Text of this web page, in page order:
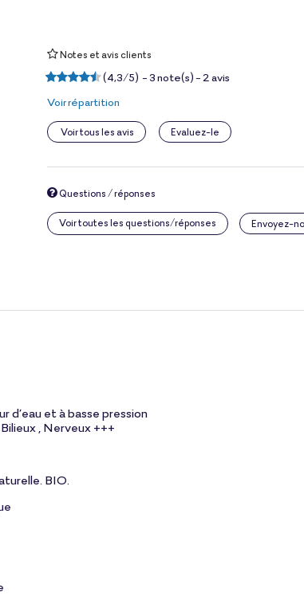
Notes et avis clients
(4,3/5) - 3note(s) -2avis
Voir répartition
Voir tous les avis Evaluez-le
Questions / réponses
Voir toutes les questions/réponses Envoyez-
d’eau et à basse pression
, Nerveux +++
BIO.